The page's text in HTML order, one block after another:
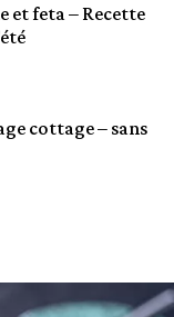
et feta – Recette
cottage – sans